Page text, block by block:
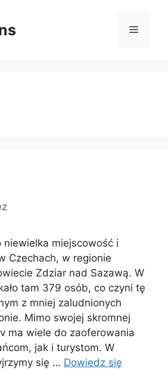
Menu
niewielka miejscowość i
Czechach, w regionie
Zdziar nad Sazawą. W
tam 379 osób, co czyni tę
z mniej zaludnionych
Mimo swojej skromnej
ma wiele do zaoferowania
jak i turystom. W
się … Dowiedz się